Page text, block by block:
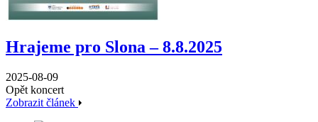
Hrajeme pro Slona – 8.8.2025
2025-08-09
Opět koncert
Zobrazit článek